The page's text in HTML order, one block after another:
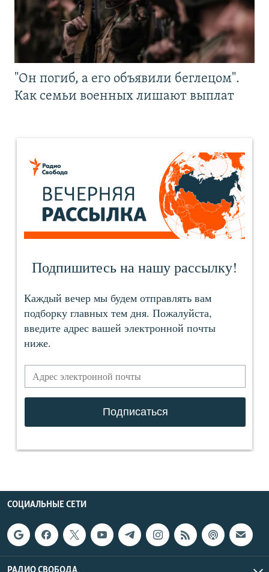
"Он погиб, а его объявили беглецом".
Как семьи военных лишают выплат
СОЦИАЛЬНЫЕ СЕТИ